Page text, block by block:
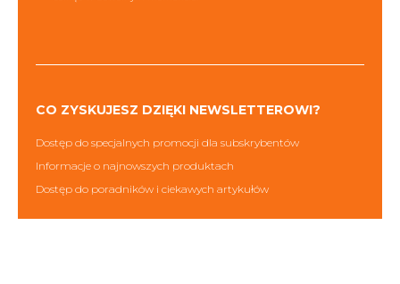
CO ZYSKUJESZ DZIĘKI NEWSLETTEROWI?
Dostęp do specjalnych promocji dla subskrybentów
Informacje o najnowszych produktach
Dostęp do poradników i ciekawych artykułów